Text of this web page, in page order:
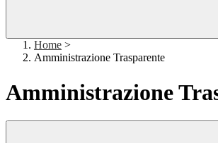
Home >
Amministrazione Trasparente
Amministrazione